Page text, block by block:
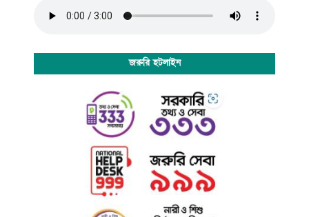
জরুরি হটলাইন